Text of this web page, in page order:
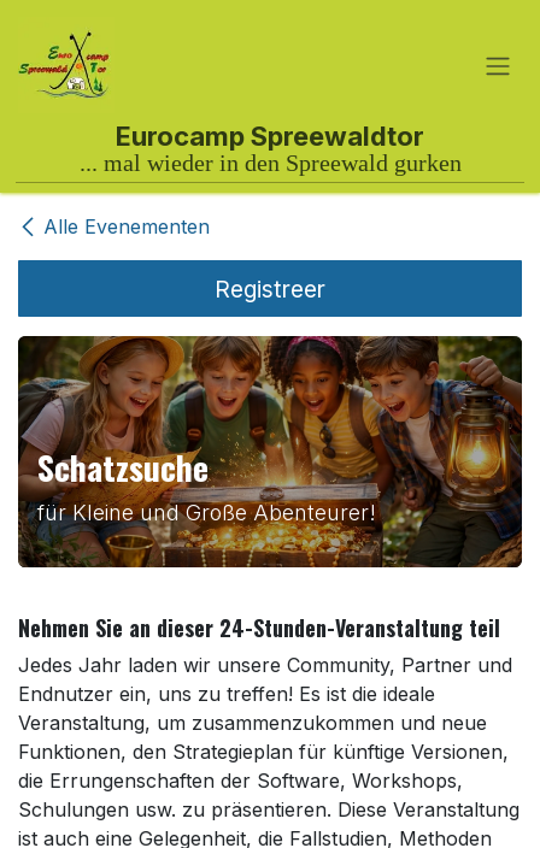
Alle Evenementen
Registreer
Schatzsuche
für Kleine und Große Abenteurer!
Nehmen Sie an dieser 24-Stunden-Veranstaltung teil
Jedes Jahr laden wir unsere Community, Partner und
Endnutzer ein, uns zu treffen! Es ist die ideale
Veranstaltung, um zusammenzukommen und neue
Funktionen, den Strategieplan für künftige Versionen,
die Errungenschaften der Software, Workshops,
Schulungen usw. zu präsentieren. Diese Veranstaltung
ist auch eine Gelegenheit, die Fallstudien, Methoden